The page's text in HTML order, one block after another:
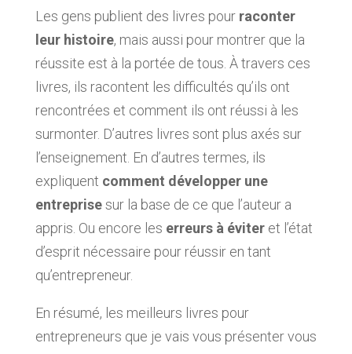
Les gens publient des livres pour raconter
leur histoire, mais aussi pour montrer que la
réussite est à la portée de tous. À travers ces
livres, ils racontent les difficultés qu’ils ont
rencontrées et comment ils ont réussi à les
surmonter. D’autres livres sont plus axés sur
l’enseignement. En d’autres termes, ils
expliquent comment développer une
entreprisesur la base de ce que l’auteur a
appris. Ou encore les erreurs à éviteret l’état
d’esprit nécessaire pour réussir en tant
qu’entrepreneur.
En résumé, les meilleurs livres pour
entrepreneurs que je vais vous présenter vous